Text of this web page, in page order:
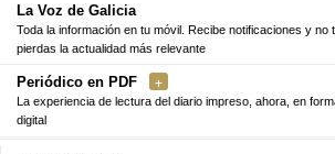
La Voz de Galicia
Toda la información en tu móvil. Recibe notificaciones y no
pierdas la actualidad más relevante
Periódico en PDF
La experiencia de lectura del diario impreso, ahora, en
digital